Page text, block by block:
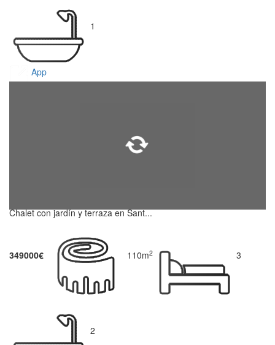
1
App
Chalet con jardín y terraza en Sant...
349000€ 110m2 3
2